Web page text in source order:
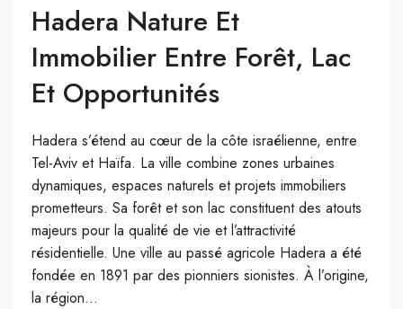
Hadera Nature Et
Immobilier Entre Forêt, Lac
Et Opportunités
Hadera s’étend au cœur de la côte israélienne, entre
Tel-Aviv et Haïfa. La ville combine zones urbaines
dynamiques, espaces naturels et projets immobiliers
prometteurs. Sa forêt et son lac constituent des atouts
majeurs pour la qualité de vie et l’attractivité
résidentielle. Une ville au passé agricole Hadera a été
fondée en 1891 par des pionniers sionistes. À l’origine,
la région...